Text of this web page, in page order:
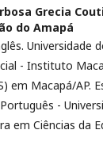
Grecia
do Amapá
Universidade
- Instituto
em Macapá/AP.
-
em Ciências da